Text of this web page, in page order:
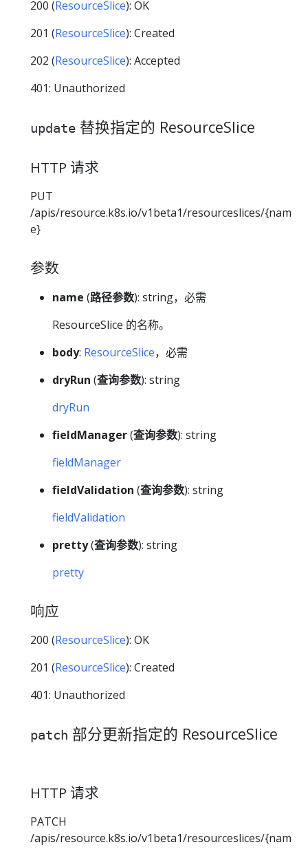
200 (ResourceSlice): OK
201 (ResourceSlice): Created
202 (ResourceSlice): Accepted
401: Unauthorized
update 替换指定的 ResourceSlice
HTTP 请求
PUT
/apis/resource.k8s.io/v1beta1/resourceslices/{nam
e}
参数
name (路径参数): string，必需
ResourceSlice 的名称。
body: ResourceSlice，必需
dryRun (查询参数): string
dryRun
fieldManager(查询参数): string
fieldManager
fieldValidation (查询参数): string
fieldValidation
pretty(查询参数): string
pretty
响应
200 (ResourceSlice): OK
201 (ResourceSlice): Created
401: Unauthorized
patch 部分更新指定的 ResourceSlice
HTTP 请求
PATCH
/apis/resource.k8s.io/v1beta1/resourceslices/{nam